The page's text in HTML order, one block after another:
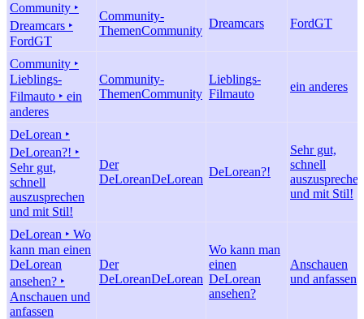
Community ‣
Dreamcars ‣
FordGT
Community-
ThemenCommunity
Dreamcars FordGT
Community ‣
Lieblings-
Filmauto ‣ ein
anderes
Community-
ThemenCommunity
Lieblings-
Filmauto
ein anderes
DeLorean ‣
DeLorean?! ‣
Sehr gut,
schnell
auszusprechen
und mit Stil!
Der
DeLoreanDeLorean
DeLorean?!
Sehr gut,
schnell
auszusprechen
und mit Stil!
DeLorean ‣ Wo
kann man einen
DeLorean
ansehen? ‣
Anschauen und
anfassen
Der
DeLoreanDeLorean
Wo kann man
einen
DeLorean
ansehen?
Anschauen
und anfassen